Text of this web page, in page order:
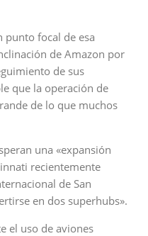
punto focal de esa
de Amazon por
de sus
que la operación de
de lo que muchos
una «expansión
recientemente
de San
en dos superhubs».
el uso de aviones